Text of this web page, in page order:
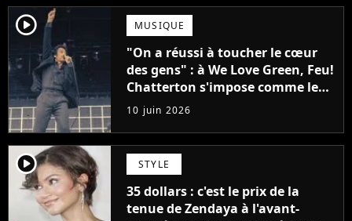
player2 MUSIQUE
"On a réussi à toucher le cœur
des gens" : à We Love Green, Feu!
Chatterton s'impose comme le
groupe rock français de sa
génération
10 juin 2026
player2 STYLE
35 dollars : c'est le prix de la
tenue de Zendaya à l'avant-